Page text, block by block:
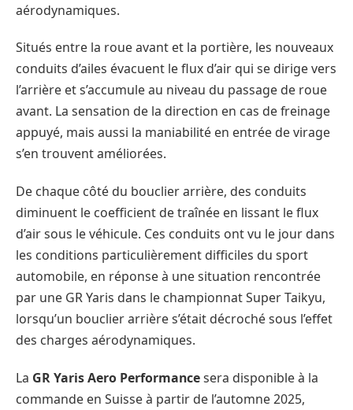
aérodynamiques.
Situés entre la roue avant et la portière, les nouveaux
conduits d’ailes évacuent le flux d’air qui se dirige vers
l’arrière et s’accumule au niveau du passage de roue
avant. La sensation de la direction en cas de freinage
appuyé, mais aussi la maniabilité en entrée de virage
s’en trouvent améliorées.
De chaque côté du bouclier arrière, des conduits
diminuent le coefficient de traînée en lissant le flux
d’air sous le véhicule. Ces conduits ont vu le jour dans
les conditions particulièrement difficiles du sport
automobile, en réponse à une situation rencontrée
par une GR Yaris dans le championnat Super Taikyu,
lorsqu’un bouclier arrière s’était décroché sous l’effet
des charges aérodynamiques.
La GR Yaris Aero Performancesera disponible à la
commande en Suisse à partir de l’automne 2025,